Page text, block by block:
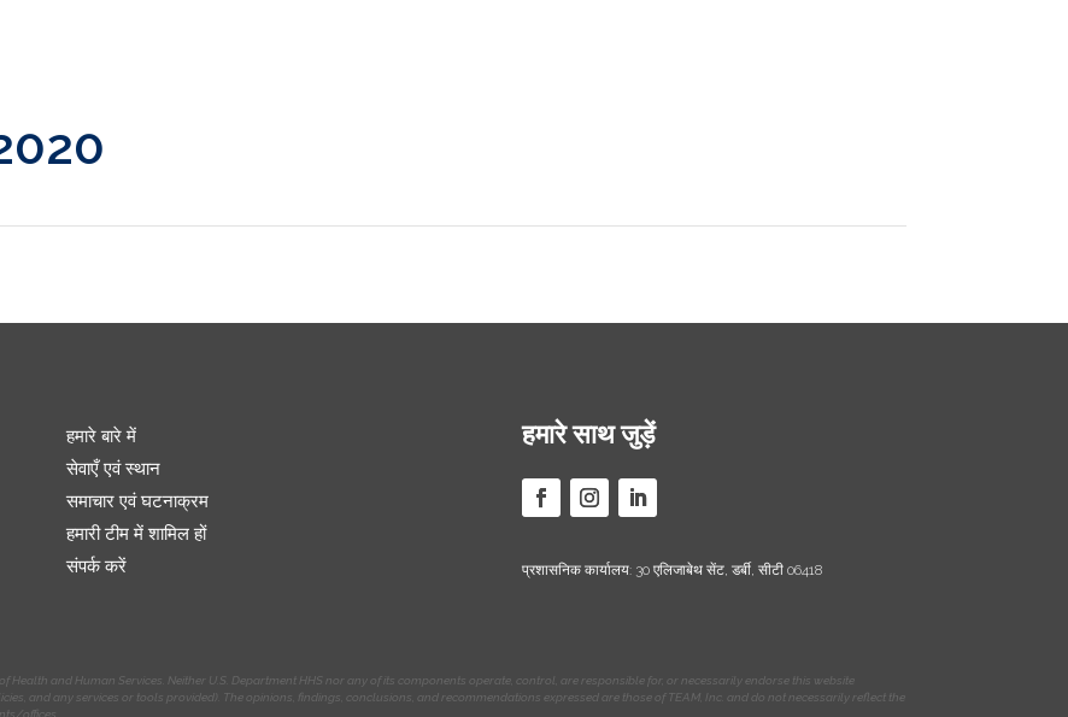
हमारे बारे में
सेवाएँ एवं स्थान
समाचार एवं घटनाक्रम
हमारी टीम में शामिल हों
संपर्क करें
हमारे साथ जुड़ें
प्रशासनिक कार्यालय: 30 एलिजाबेथ सेंट, डर्बी, सीटी 06418
Health and Human Services. Neither U.S. Department HHS nor any of its components operate, control, are responsible for, or necessarily endorse this website
and any services or tools provided). The opinions, findings, conclusions, and recommendations expressed are those of TEAM, Inc. and do not necessarily reflect the